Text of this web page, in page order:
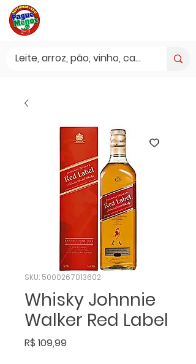
SKU: 5000267013602
Whisky Johnnie
Walker Red Label
R$ 109,99Preço